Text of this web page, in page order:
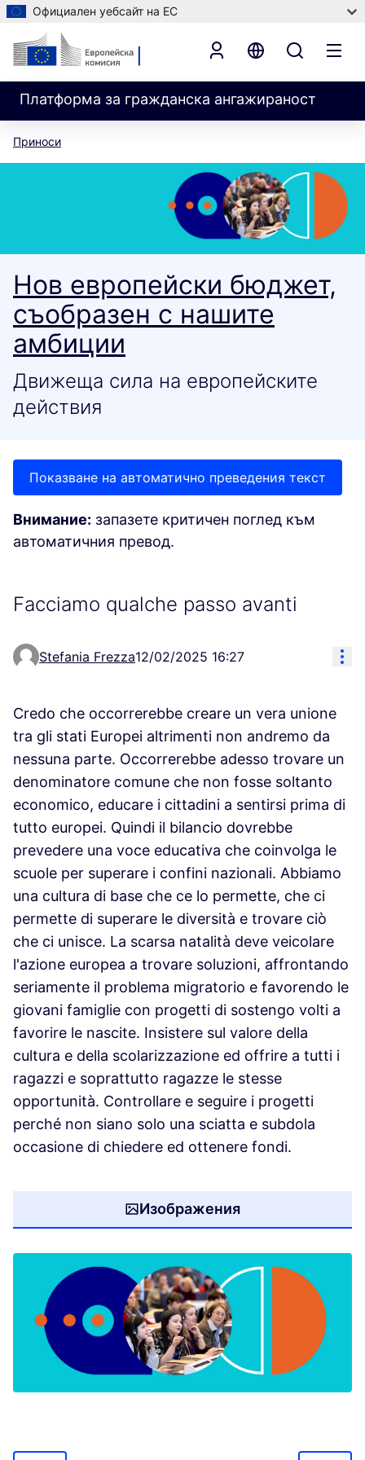
Официален уебсайт на ЕС
Платформа за гражданска ангажираност
Приноси
Нов европейски бюджет,
съобразен с нашите
амбиции
Движеща сила на европейските
действия
Показване на автоматично преведения текст
Внимание: запазете критичен поглед към
автоматичния превод.
Facciamo qualche passo avanti
Stefania Frezza12/02/2025 16:27
Credo che occorrerebbe creare un vera unione
tra gli stati Europei altrimenti non andremo da
nessuna parte. Occorrerebbe adesso trovare un
denominatore comune che non fosse soltanto
economico, educare i cittadini a sentirsi prima di
tutto europei. Quindi il bilancio dovrebbe
prevedere una voce educativa che coinvolga le
scuole per superare i confini nazionali. Abbiamo
una cultura di base che ce lo permette, che ci
permette di superare le diversità e trovare ciò
che ci unisce. La scarsa natalità deve veicolare
l'azione europea a trovare soluzioni, affrontando
seriamente il problema migratorio e favorendo le
giovani famiglie con progetti di sostengo volti a
favorire le nascite. Insistere sul valore della
cultura e della scolarizzazione ed offrire a tutti i
ragazzi e soprattutto ragazze le stesse
opportunità. Controllare e seguire i progetti
perché non siano solo una sciatta e subdola
occasione di chiedere ed ottenere fondi.
Изображения